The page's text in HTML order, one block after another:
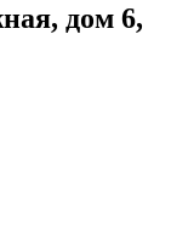
дом 6,